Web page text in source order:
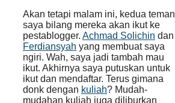
Akan tetapi malam ini, kedua teman
saya bilang mereka akan ikut ke
pestablogger. Achmad Solichin dan
Ferdiansyah yang membuat saya
ngiri. Wah, saya jadi tambah mau
ikut. Akhirnya saya putuskan untuk
ikut dan mendaftar. Terus gimana
donk dengan kuliah? Mudah-
mudahan kuliah juga diliburkan